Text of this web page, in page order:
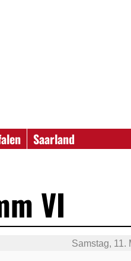
Saarland
VI
Samstag, 11.